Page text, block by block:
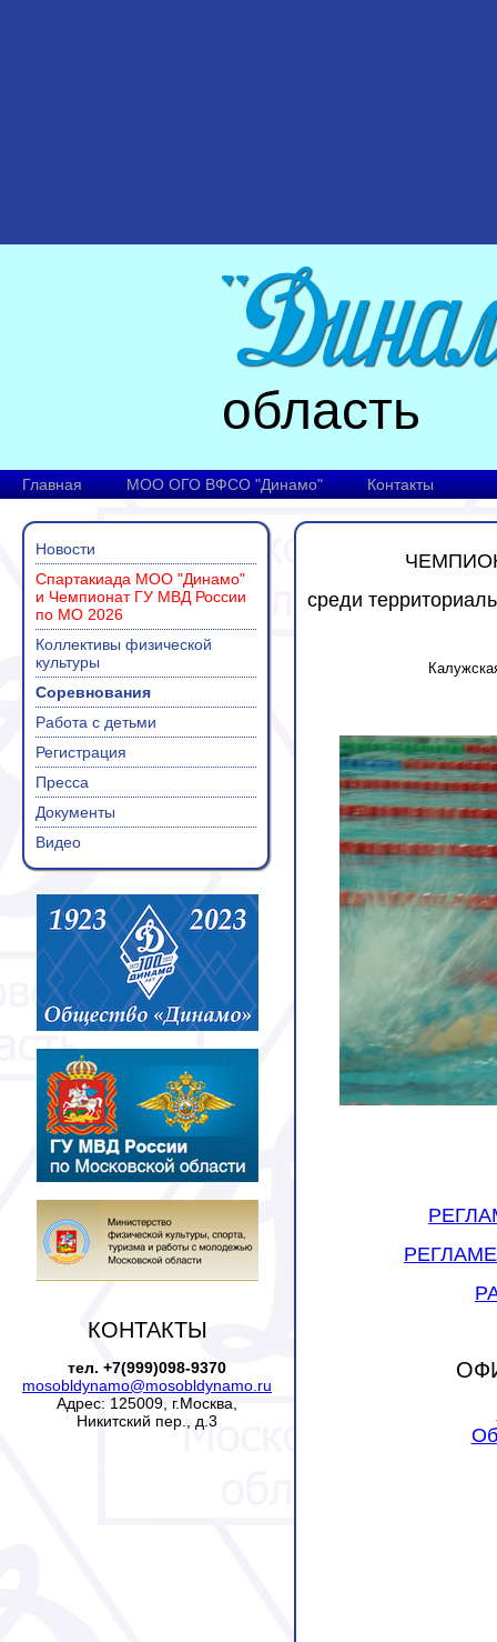
область
Главная МОО ОГО ВФСО "Динамо" Контакты
Новости
Спартакиада МОО "Динамо"
и Чемпионат ГУ МВД России
по МО 2026
Коллективы физической
культуры
Соревнования
Работа с детьми
Регистрация
Пресса
Документы
Видео
КОНТАКТЫ
тел. +7(999)098-9370
mosobldynamo@mosobldynamo.ru
Адрес: 125009, г.Москва,
Никитский пер., д.3
среди